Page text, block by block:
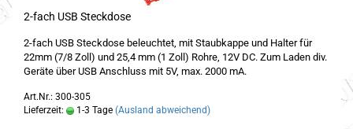
2-fach USB Steckdose
2-fach USB Steckdose beleuchtet, mit Staubkappe und Halter für
22mm (7/8 Zoll) und 25,4 mm (1 Zoll) Rohre, 12V DC. Zum Laden div.
Geräte über USB Anschluss mit 5V, max. 2000 mA.
Art.Nr.: 300-305
Lieferzeit:
1-3 Tage (Ausland abweichend)